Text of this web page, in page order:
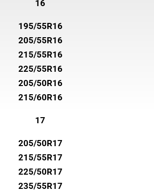
16
195/55R16
205/55R16
215/55R16
225/55R16
205/50R16
215/60R16
17
205/50R17
215/55R17
225/50R17
235/55R17